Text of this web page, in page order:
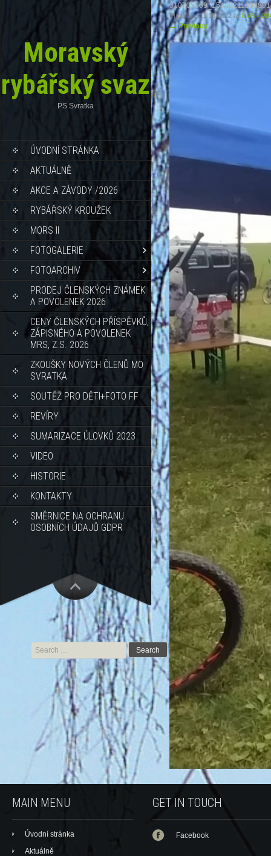
Moravský
rybářský svaz
PS Svratka
ÚVODNÍ STRÁNKA
AKTUÁLNĚ
AKCE A ZÁVODY /2026
RYBÁŘSKÝ KROUŽEK
MORS II
FOTOGALERIE
FOTOARCHIV
PRODEJ ČLENSKÝCH ZNÁMEK
A POVOLENEK 2026
CENY ČLENSKÝCH PŘÍSPĚVKŮ,
ZÁPISNÉHO A POVOLENEK
MRS, Z.S. 2026
ZKOUŠKY NOVÝCH ČLENŮ MO
SVRATKA
SOUTĚŽ PRO DĚTI+FOTO FF
REVÍRY
SUMARIZACE ÚLOVKŮ 2023
VIDEO
HISTORIE
KONTAKTY
SMĚRNICE NA OCHRANU
OSOBNÍCH ÚDAJŮ GDPR
Published11.10.2022 at1148 ×
←Previous
Search for:
MAIN MENU
Úvodní stránka
Aktuálně
GET IN TOUCH
Facebook